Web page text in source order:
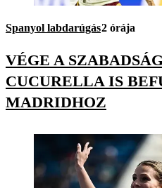
Spanyol labdarúgás2 órája
VÉGE A
CUCURELLA IS
MADRIDHOZ